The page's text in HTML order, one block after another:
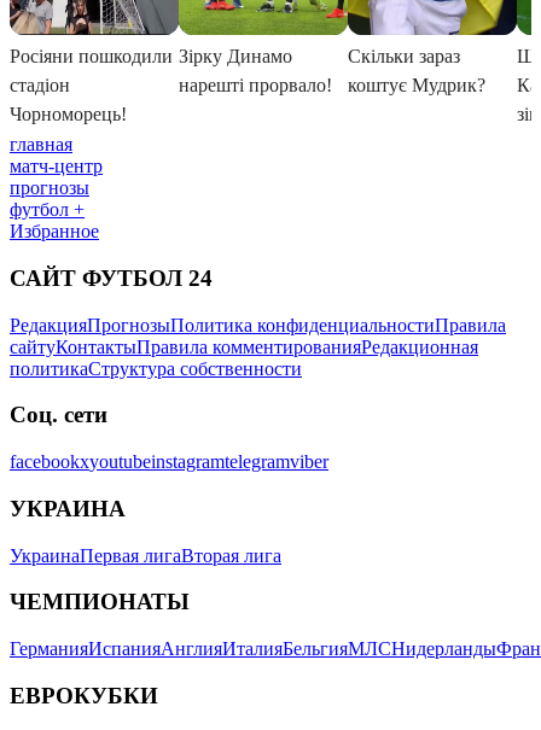
главная
матч-центр
прогнозы
футбол +
Избранное
САЙТ ФУТБОЛ 24
РедакцияПрогнозыПолитика конфиденциальностиПравила
сайтуКонтактыПравила комментированияРедакционная
политикаСтруктура собственности
Соц. сети
facebookxyoutubeinstagramtelegramviber
УКРАИНА
УкраинаПервая лигаВторая лига
ЧЕМПИОНАТЫ
ГерманияИспанияАнглияИталияБельгияМЛСНидерланды
ЕВРОКУБКИ